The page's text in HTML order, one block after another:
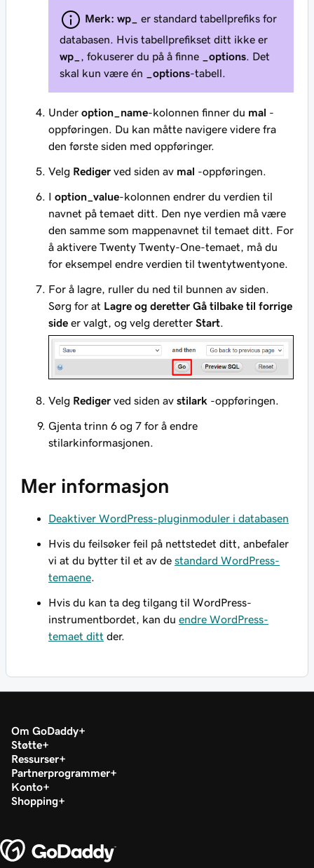
Merk: wp_
er standard tabellprefiks for
databasen. Hvis tabellprefikset ditt ikke er
wp_
, fokuserer du på å finne _options . Det
skal kun være én
_options-tabell.
Under option_name-kolonnen finner du mal -
oppføringen. Du kan måtte navigere videre fra
den første siden med oppføringer.
Velg Rediger ved siden av mal -oppføringen.
I option_value-kolonnen endrer du verdien til
navnet på temaet ditt. Den nye verdien må være
den samme som mappenavnet til temaet ditt. For
å aktivere Twenty Twenty-One-temaet, må du
for eksempel endre verdien til twentytwentyone.
For å lagre, ruller du ned til bunnen av siden.
Sørg for at Lagre og deretter Gå tilbake til forrige
side er valgt, og velg deretter Start
Velg Rediger ved siden av stilark -oppføringen.
Gjenta trinn 6 og 7 for å endre
stilarkinformasjonen.
Mer informasjon
Deaktiver WordPress-pluginmoduler i databasen
Hvis du feilsøker feil på nettstedet ditt, anbefaler
vi at du bytter til et av de standard WordPress-
temaene
Hvis du kan ta deg tilgang til WordPress-
instrumentbordet, kan du endre WordPress-
temaet ditt der.
Om GoDaddy
Støtte
Ressurser
Partnerprogrammer
Konto
Shopping